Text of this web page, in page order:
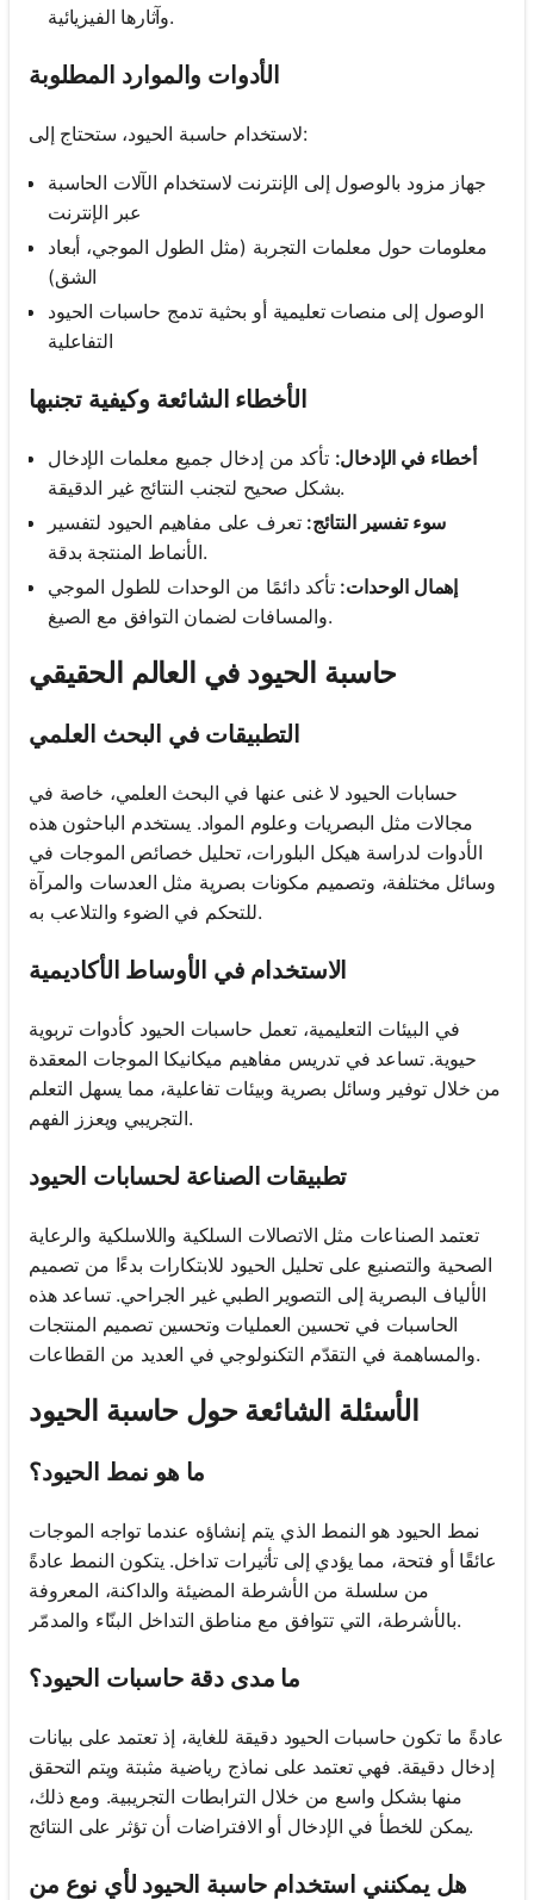
وآثارها الفيزيائية.
الأدوات والموارد المطلوبة
لاستخدام حاسبة الحيود، ستحتاج إلى:
جهاز مزود بالوصول إلى الإنترنت لاستخدام الآلات الحاسبة
عبر الإنترنت
معلومات حول معلمات التجربة (مثل الطول الموجي، أبعاد
الشق)
الوصول إلى منصات تعليمية أو بحثية تدمج حاسبات الحيود
التفاعلية
الأخطاء الشائعة وكيفية تجنبها
أخطاء في الإدخال: تأكد من إدخال جميع معلمات الإدخال
بشكل صحيح لتجنب النتائج غير الدقيقة.
سوء تفسير النتائج: تعرف على مفاهيم الحيود لتفسير
الأنماط المنتجة بدقة.
إهمال الوحدات: تأكد دائمًا من الوحدات للطول الموجي
والمسافات لضمان التوافق مع الصيغ.
حاسبة الحيود في العالم الحقيقي
التطبيقات في البحث العلمي
حسابات الحيود لا غنى عنها في البحث العلمي، خاصة في
مجالات مثل البصريات وعلوم المواد. يستخدم الباحثون هذه
الأدوات لدراسة هيكل البلورات، تحليل خصائص الموجات في
وسائل مختلفة، وتصميم مكونات بصرية مثل العدسات والمرآة
للتحكم في الضوء والتلاعب به.
الاستخدام في الأوساط الأكاديمية
في البيئات التعليمية، تعمل حاسبات الحيود كأدوات تربوية
حيوية. تساعد في تدريس مفاهيم ميكانيكا الموجات المعقدة
من خلال توفير وسائل بصرية وبيئات تفاعلية، مما يسهل التعلم
التجريبي ويعزز الفهم.
تطبيقات الصناعة لحسابات الحيود
تعتمد الصناعات مثل الاتصالات السلكية واللاسلكية والرعاية
الصحية والتصنيع على تحليل الحيود للابتكارات بدءًا من تصميم
الألياف البصرية إلى التصوير الطبي غير الجراحي. تساعد هذه
الحاسبات في تحسين العمليات وتحسين تصميم المنتجات
والمساهمة في التقدّم التكنولوجي في العديد من القطاعات.
الأسئلة الشائعة حول حاسبة الحيود
ما هو نمط الحيود؟
نمط الحيود هو النمط الذي يتم إنشاؤه عندما تواجه الموجات
عائقًا أو فتحة، مما يؤدي إلى تأثيرات تداخل. يتكون النمط عادةً
من سلسلة من الأشرطة المضيئة والداكنة، المعروفة
بالأشرطة، التي تتوافق مع مناطق التداخل البنّاء والمدمّر.
ما مدى دقة حاسبات الحيود؟
عادةً ما تكون حاسبات الحيود دقيقة للغاية، إذ تعتمد على بيانات
إدخال دقيقة. فهي تعتمد على نماذج رياضية مثبتة ويتم التحقق
منها بشكل واسع من خلال الترابطات التجريبية. ومع ذلك،
يمكن للخطأ في الإدخال أو الافتراضات أن تؤثر على النتائج.
هل يمكنني استخدام حاسبة الحيود لأي نوع من